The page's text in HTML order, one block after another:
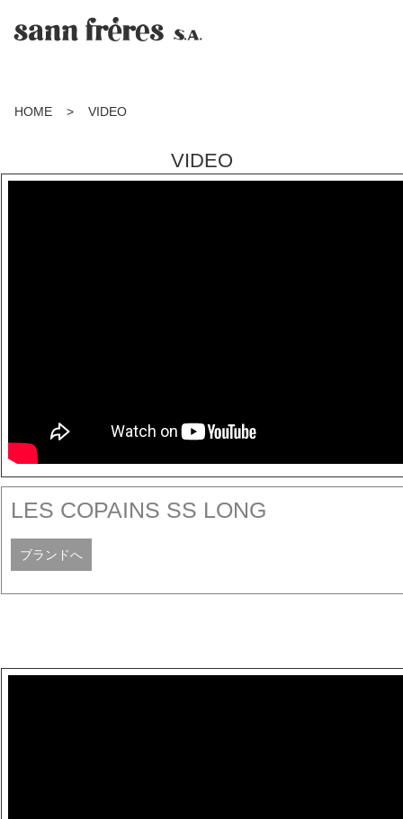
HOME > VIDEO
VIDEO
LES COPAINS SS LONG
ブランドへ